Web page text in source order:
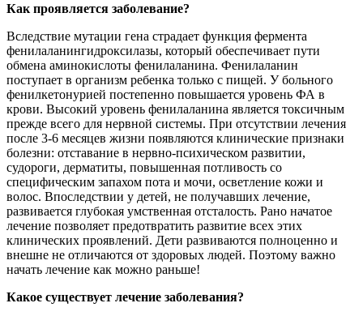
Как проявляется заболевание?
Вследствие мутации гена страдает функция фермента
фенилаланингидроксилазы, который обеспечивает пути
обмена аминокислоты фенилаланина. Фенилаланин
поступает в организм ребенка только с пищей. У больного
фенилкетонурией постепенно повышается уровень ФА в
крови. Высокий уровень фенилаланина является токсичным
прежде всего для нервной системы. При отсутствии лечения
после 3-6 месяцев жизни появляются клинические признаки
болезни: отставание в нервно-психическом развитии,
судороги, дерматиты, повышенная потливость со
специфическим запахом пота и мочи, осветление кожи и
волос. Впоследствии у детей, не получавших лечение,
развивается глубокая умственная отсталость. Рано начатое
лечение позволяет предотвратить развитие всех этих
клинических проявлений. Дети развиваются полноценно и
внешне не отличаются от здоровых людей. Поэтому важно
начать лечение как можно раньше!
Какое существует лечение заболевания?